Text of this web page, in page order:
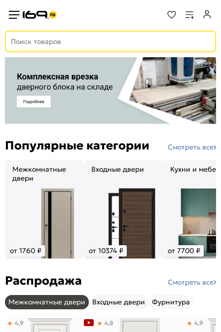
Популярные категории Смотреть все
Межкомнатные
двери
от 1760 ₽
Входные двери
от 10374 ₽
Кухни и
от 7700 ₽
Распродажа Смотреть все
Межкомнатные двери Входные двери Фурнитура
4,9 4,8 4,9